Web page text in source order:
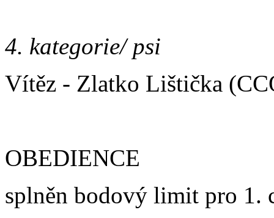
4. kategorie/ psi
Vítěz - Zlatko Lištička
OBEDIENCE
splněn bodový limit pro 1.